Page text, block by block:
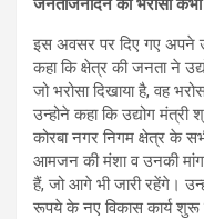
जनताजनार्दन का भरोसा
इस अवसर पर दिए गए अपने
कहा कि क्षेत्र की जनता ने
जो भरोसा दिखाया है, वह
उन्होने कहा कि उद्योग मंत्री
कोरबा नगर निगम क्षेत्र के
आमजन की मंशा व उनकी मांग
हैं, जो आगे भी जारी रहेंगे।
रूपये के नए विकास कार्य शुरू